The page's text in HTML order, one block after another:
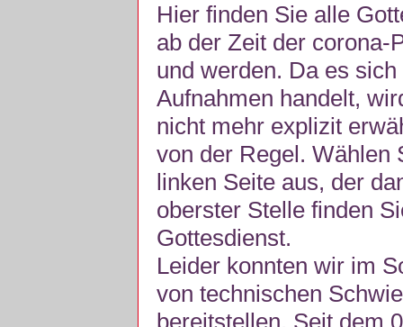
Hier finden Sie alle
ab der Zeit der corona-
und werden. Da es
Aufnahmen handelt,
nicht mehr explizit
von der Regel. Wählen
linken Seite aus, der
oberster Stelle finden
Gottesdienst.
Leider konnten wir im
von technischen